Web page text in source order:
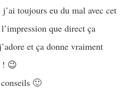
toujours eu du mal avec cet
que direct ça
et ça donne vraiment
! 😉
🙂